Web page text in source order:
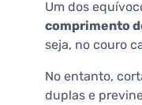
Um dos
comprimento
seja, no couro
No entanto,
duplas e